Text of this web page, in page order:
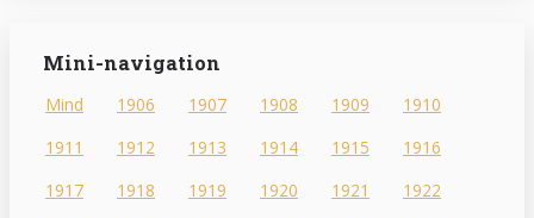
Mini-navigation
Mind 1906 1907 1908 1909
1910
1911
1912 1913 1914 1915
1916
1917
1918 1919 1920 1921
1922